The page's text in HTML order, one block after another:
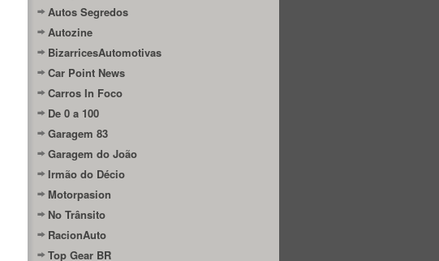
Autos Segredos
Autozine
BizarricesAutomotivas
Car Point News
Carros In Foco
De 0 a 100
Garagem 83
Garagem do João
Irmão do Décio
Motorpasion
No Trânsito
RacionAuto
Top Gear BR